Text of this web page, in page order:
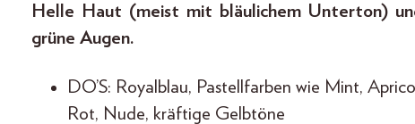
Helle Haut (meist mit bläulichem Unterton)
grüne Augen.
DO’S: Royalblau, Pastellfarben wie Mint,
Rot, Nude, kräftige Gelbtöne